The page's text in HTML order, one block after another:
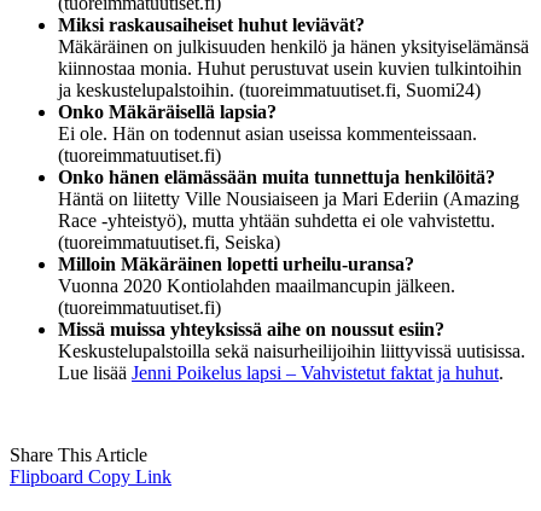
Miksi raskausaiheiset huhut leviävät?
Mäkäräinen on julkisuuden henkilö ja hänen yksityiselämänsä
kiinnostaa monia. Huhut perustuvat usein kuvien tulkintoihin
ja keskustelupalstoihin. (tuoreimmatuutiset.fi, Suomi24)
Onko Mäkäräisellä lapsia?
Ei ole. Hän on todennut asian useissa kommenteissaan.
(tuoreimmatuutiset.fi)
Onko hänen elämässään muita tunnettuja henkilöitä?
Häntä on liitetty Ville Nousiaiseen ja Mari Ederiin (Amazing
Race -yhteistyö), mutta yhtään suhdetta ei ole vahvistettu.
(tuoreimmatuutiset.fi, Seiska)
Milloin Mäkäräinen lopetti urheilu-uransa?
Vuonna 2020 Kontiolahden maailmancupin jälkeen.
(tuoreimmatuutiset.fi)
Missä muissa yhteyksissä aihe on noussut esiin?
Keskustelupalstoilla sekä naisurheilijoihin liittyvissä uutisissa.
Lue lisää Jenni Poikelus lapsi – Vahvistetut faktat ja huhut.
Share This Article
Flipboard Copy Link